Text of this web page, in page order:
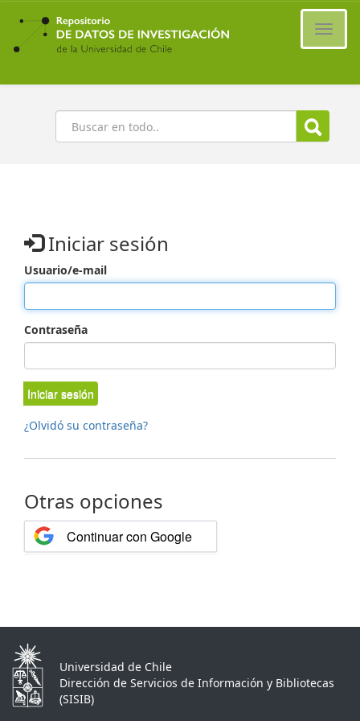
Ir
contenido
principal
Buscar
Iniciar sesión
Usuario/e-mail
Contraseña
Iniciar sesión
¿Olvidó su contraseña?
Otras opciones
Continuar con Google
Universidad de Chile
Dirección de Servicios de Información y Bibliotecas
(SISIB)